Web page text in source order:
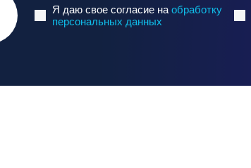
Я даю свое согласие наобработку
персональных данных